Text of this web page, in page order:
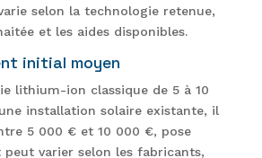
selon la technologie retenue,
et les aides disponibles.
initial moyen
lithium-ion classique de 5 à 10
installation solaire existante, il
5 000 € et 10 000 €, pose
peut varier selon les fabricants,